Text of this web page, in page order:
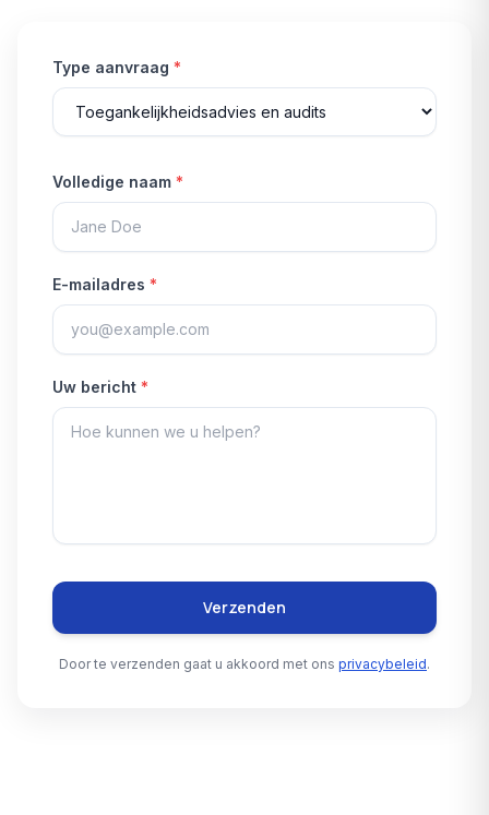
Type aanvraag *
Volledige naam *
E-mailadres *
Uw bericht *
Verzenden
Door te verzenden gaat u akkoord met ons privacybeleid.